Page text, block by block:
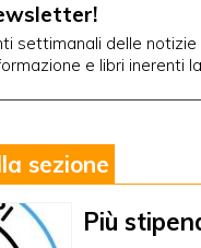
settimanali delle
e libri inerenti
sezione
Più